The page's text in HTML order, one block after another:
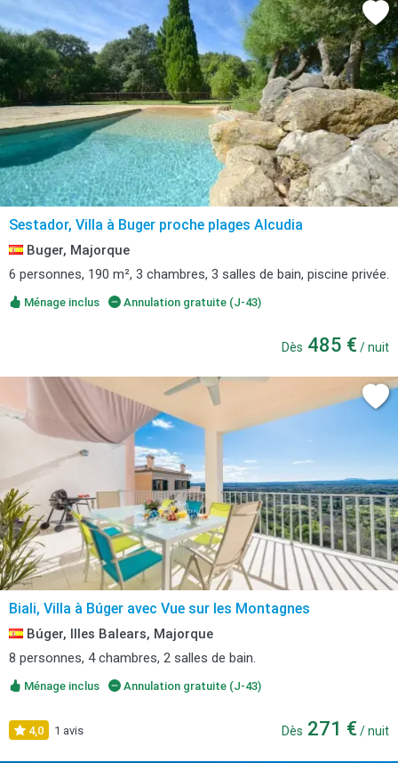
Sestador, Villa à Buger proche plages Alcudia
Buger, Majorque
6 personnes, 190 m², 3 chambres, 3 salles de bain, piscine privée.
Ménage inclus Annulation gratuite (J-43)
Dès 485 € / nuit
Biali, Villa à Búger avec Vue sur les Montagnes
Búger, Illes Balears, Majorque
8 personnes, 4 chambres, 2 salles de bain.
Ménage inclus Annulation gratuite (J-43)
4,0 1 avis Dès 271 € / nuit